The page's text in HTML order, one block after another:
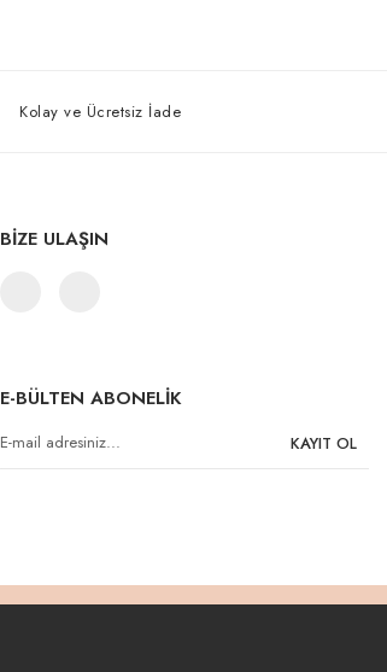
Kolay ve Ücretsiz İade
BİZE ULAŞIN
E-BÜLTEN ABONELİK
KAYIT OL